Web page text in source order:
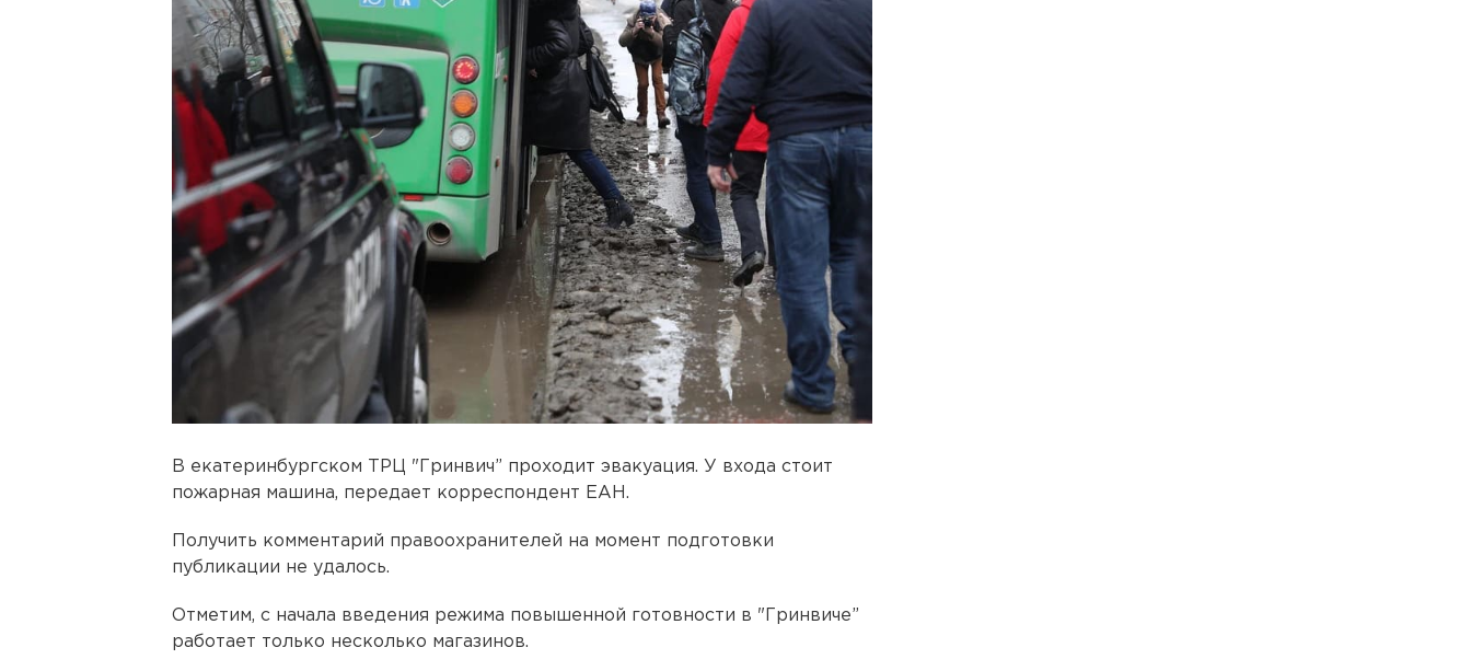
В екатеринбургском ТРЦ "Гринвич” проходит эвакуация. У входа стоит
пожарная машина, передает корреспондент ЕАН.
Получить комментарий правоохранителей на момент подготовки
публикации не удалось.
Отметим, с начала введения режима повышенной готовности в "Гринвиче”
работает только несколько магазинов.